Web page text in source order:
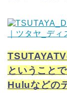
ということ
Huluなどの